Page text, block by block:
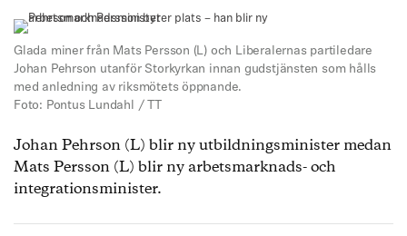
Glada miner från Mats Persson (L) och Liberalernas partiledare
Johan Pehrson utanför Storkyrkan innan gudstjänsten som hålls
med anledning av riksmötets öppnande.
Foto: Pontus Lundahl / TT
Johan Pehrson (L) blir ny utbildningsminister medan
Mats Persson (L) blir ny arbetsmarknads- och
integrationsminister.